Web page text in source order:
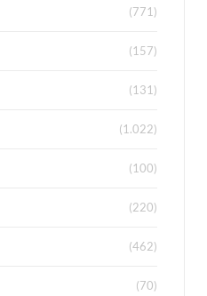
(771)
(157)
(131)
(1.022)
(100)
(220)
(462)
(70)